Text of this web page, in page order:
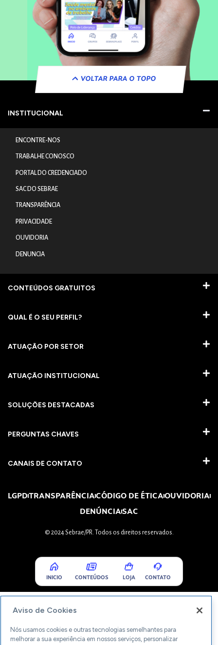
VOLTAR PARA O TOPO
INSTITUCIONAL
ENCONTRE-NOS
TRABALHE CONOSCO
PORTAL DO CREDENCIADO
SAC DO SEBRAE
TRANSPARÊNCIA
PRIVACIDADE
OUVIDORIA
DENUNCIA
CONTEÚDOS GRATUITOS
QUAL É O SEU PERFIL?
ATUAÇÃO POR SETOR
ATUAÇÃO INSTITUCIONAL
SOLUÇÕES DESTACADAS
PERGUNTAS CHAVES​
CANAIS DE CONTATO
LGPDTRANSPARÊNCIACÓDIGO DE ÉTICAOUVIDORIA
DENÚNCIASAC
© 2024 Sebrae/PR. Todos os direitos reservados.
INICIO CONTEÚDOS LOJA CONTATO
Aviso de Cookies
Nós usamos cookies e outras tecnologias semelhantes para
melhorar a sua experiência em nossos serviços, personalizar